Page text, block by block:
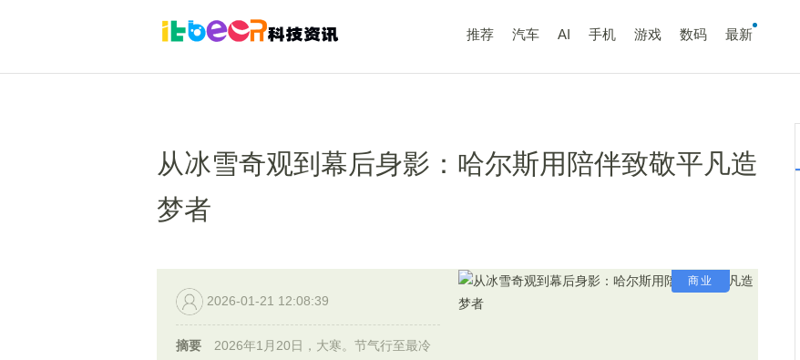
推荐 汽车 AI 手机 游戏 数码 最新
从冰雪奇观到幕后身影：哈尔斯用陪伴致敬平凡造
梦者
商业
2026-01-21 12:08:39
摘要
2026年1月20日，大寒。节气行至最冷